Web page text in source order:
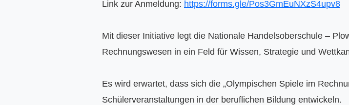
Link zur Anmeldung: https://forms.gle/Pos3GmEuNXzS4upv8
Mit dieser Initiative legt die Nationale Handelsoberschule –
Rechnungswesen in ein Feld für Wissen, Strategie und
Es wird erwartet, dass sich die „Olympischen Spiele im
Schülerveranstaltungen in der beruflichen Bildung entwickeln.